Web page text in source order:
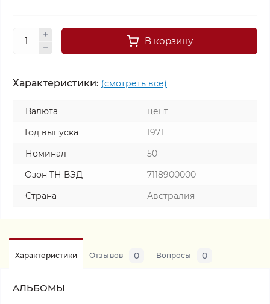
В корзину
Характеристики: (смотреть все)
Валюта
цент
Год выпуска
1971
Номинал
50
Озон ТН ВЭД
7118900000
Страна
Австралия
Характеристики Отзывов 0 Вопросы 0
АЛЬБОМЫ